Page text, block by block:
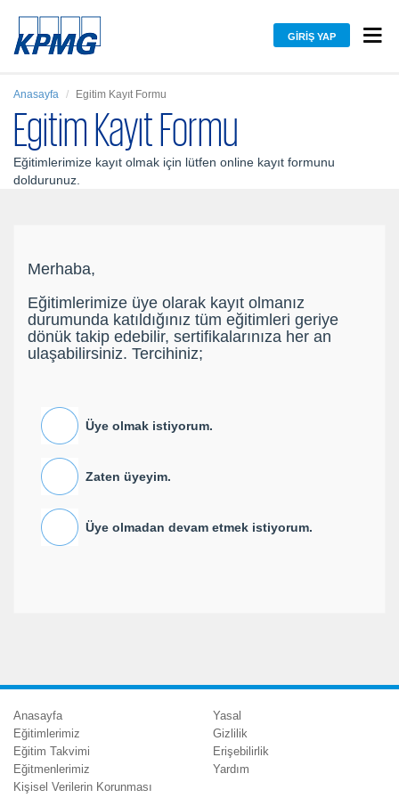
GIRIŞ YAP
Anasayfa Egitim Kayıt Formu
Egitim Kayıt Formu
Eğitimlerimize kayıt olmak için lütfen online kayıt formunu
doldurunuz.
Merhaba,
Eğitimlerimize üye olarak kayıt olmanız
durumunda katıldığınız tüm eğitimleri geriye
dönük takip edebilir, sertifikalarınıza her an
ulaşabilirsiniz. Tercihiniz;
Üye olmak istiyorum.
Zaten üyeyim.
Üye olmadan devam etmek istiyorum.
Anasayfa
Eğitimlerimiz
Eğitim Takvimi
Eğitmenlerimiz
Kişisel Verilerin Korunması
Yasal
Gizlilik
Erişebilirlik
Yardım